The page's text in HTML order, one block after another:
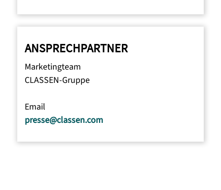
ANSPRECHPARTNER
Marketingteam
CLASSEN-Gruppe
Email
presse@classen.com